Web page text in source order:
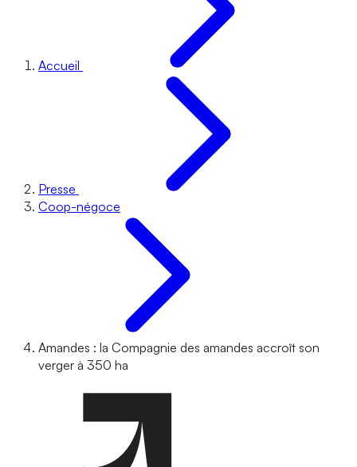
Accueil
Presse
Coop-négoce
Amandes : la Compagnie des amandes accroît son
verger à 350 ha